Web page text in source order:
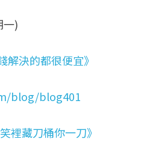
一)
決的都很便宜》
blog/blog401
裡藏刀桶你一刀》